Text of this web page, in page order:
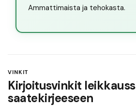
Ammattimaista ja tehokasta.
VINKIT
Kirjoitusvinkit
saatekirjeeseen